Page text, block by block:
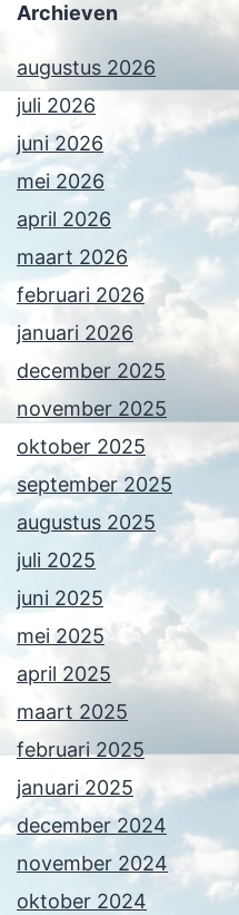
Archieven
augustus 2026
juli 2026
juni 2026
mei 2026
april 2026
maart 2026
februari 2026
januari 2026
december 2025
november 2025
oktober 2025
september 2025
augustus 2025
juli 2025
juni 2025
mei 2025
april 2025
maart 2025
februari 2025
januari 2025
december 2024
november 2024
oktober 2024